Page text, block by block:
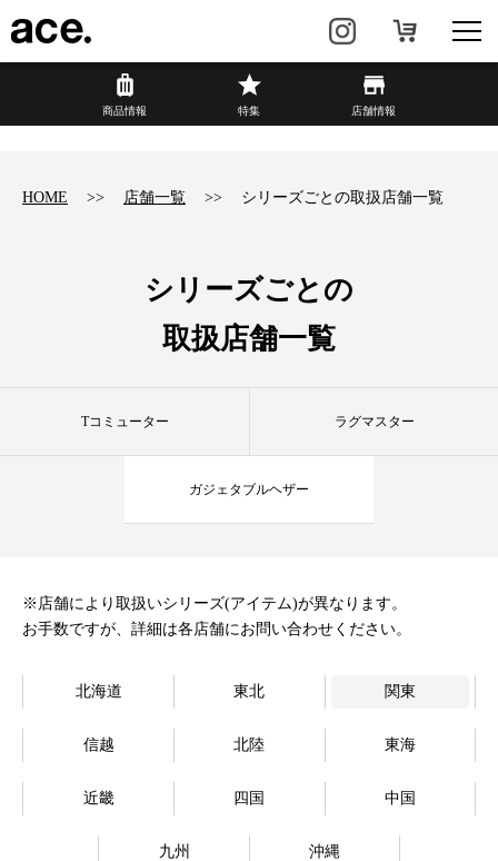
商品情報
カジュアル HAyU×ace.
店舗情報 新着情報
商品情報 特集 店舗情報
HOME 店舗一覧 シリーズごとの取扱店舗一覧
シリーズごとの
取扱店舗一覧
Tコミューター ラグマスター
ガジェタブルヘザー
※店舗により取扱いシリーズ(アイテム)が異なります。
お手数ですが、詳細は各店舗にお問い合わせください。
北海道 東北 関東
信越 北陸 東海
近畿 四国 中国
九州 沖縄